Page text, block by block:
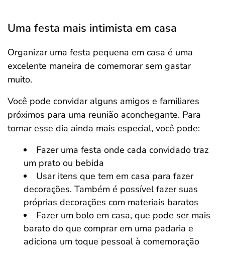
Uma festa mais intimista em casa
Organizar uma festa pequena em casa é uma
excelente maneira de comemorar sem gastar
muito.
Você pode convidar alguns amigos e familiares
próximos para uma reunião aconchegante. Para
tornar esse dia ainda mais especial, você pode:
Fazer uma festa onde cada convidado traz
um prato ou bebida
Usar itens que tem em casa para fazer
decorações. Também é possível fazer suas
próprias decorações com materiais baratos
Fazer um bolo em casa, que pode ser mais
barato do que comprar em uma padaria e
adiciona um toque pessoal à comemoração